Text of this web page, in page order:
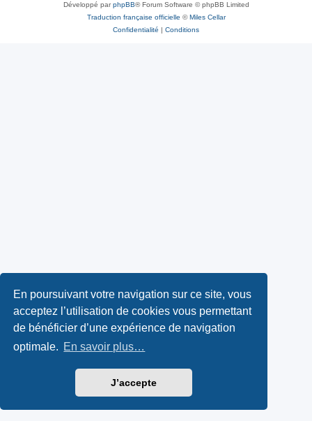
En poursuivant votre navigation sur ce site, vous
acceptez l’utilisation de cookies vous permettant
de bénéficier d’une expérience de navigation
optimale. En savoir plus…
J’accepte
Développé parphpBB® Forum Software © phpBB Limited
Traduction française officielle ©Miles Cellar
Confidentialité | Conditions